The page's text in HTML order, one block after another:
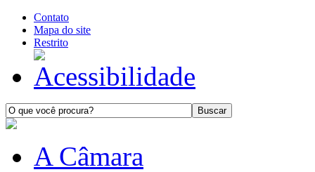
Contato
Mapa do site
Restrito
A Câmara